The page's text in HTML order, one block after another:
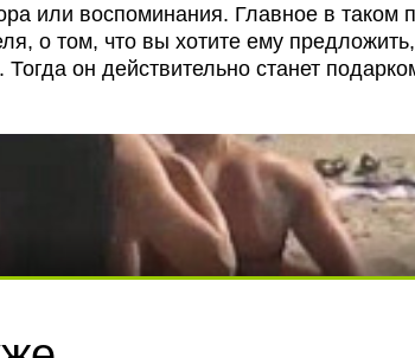
или воспоминания. Главное в
о том, что вы хотите ему
он действительно станет
Что люди вытворяют, когда их не